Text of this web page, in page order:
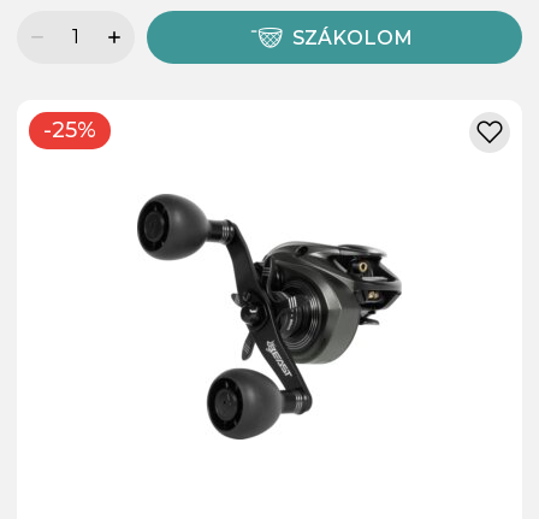
SZÁKOLOM
-25%